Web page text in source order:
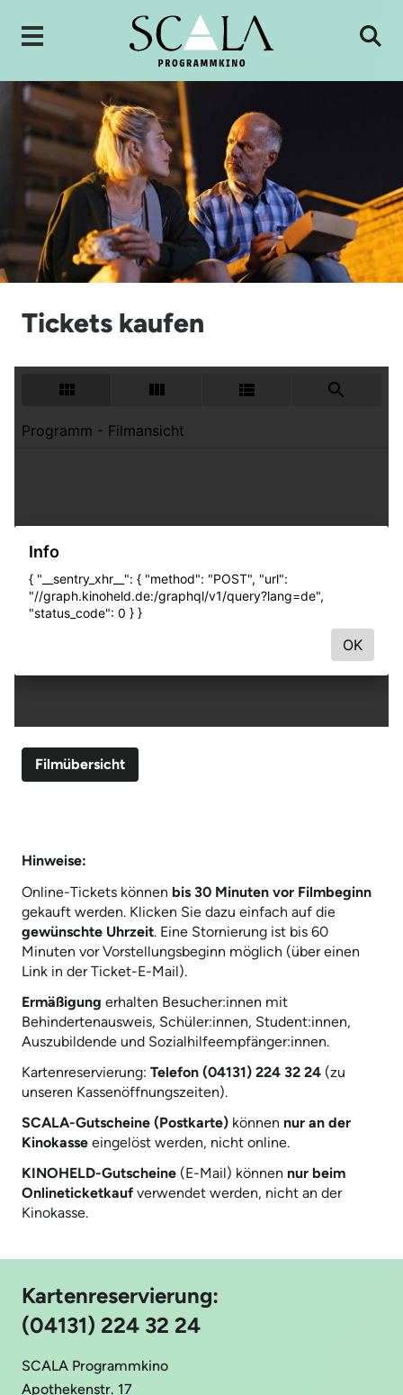
Tickets kaufen
Filmübersicht
Hinweise:
Online-Tickets können bis 30 Minuten vor Filmbeginn
gekauft werden. Klicken Sie dazu einfach auf die
gewünschte Uhrzeit. Eine Stornierung ist bis 60
Minuten vor Vorstellungsbeginn möglich (über einen
Link in der Ticket-E-Mail).
Ermäßigung erhalten Besucher:innen mit
Behindertenausweis, Schüler:innen, Student:innen,
Auszubildende und Sozialhilfeempfänger:innen.
Kartenreservierung: Telefon (04131) 224 32 24 (zu
unseren Kassenöffnungszeiten).
SCALA-Gutscheine (Postkarte) können nur an der
Kinokasse eingelöst werden, nicht online.
KINOHELD-Gutscheine (E-Mail) können nur beim
Onlineticketkauf verwendet werden, nicht an der
Kinokasse.
Kartenreservierung:
(04131) 224 32 24
SCALA Programmkino
Apothekenstr. 17